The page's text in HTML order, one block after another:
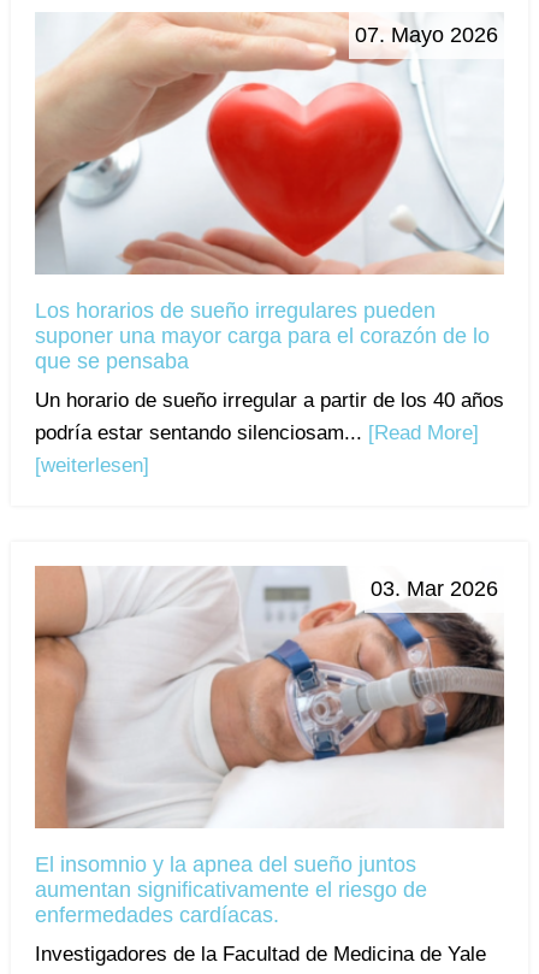
07. Mayo 2026
Los horarios de sueño irregulares pueden
suponer una mayor carga para el corazón de lo
que se pensaba
Un horario de sueño irregular a partir de los 40 años
podría estar sentando silenciosam... [Read More]
[weiterlesen]
03. Mar 2026
El insomnio y la apnea del sueño juntos
aumentan significativamente el riesgo de
enfermedades cardíacas.
Investigadores de la Facultad de Medicina de Yale